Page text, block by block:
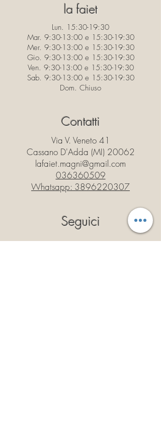
la faiet
Lun. 15:30-19:30
Mar. 9:30-13:00 e 15:30-19:30
Mer. 9:30-13:00 e 15:30-19:30
Gio. 9:30-13:00 e 15:30-19:30
Ven. 9:30-13:00 e 15:30-19:30
Sab. 9:30-13:00 e 15:30-19:30
Dom. Chiuso
Contatti
Via V. Veneto 41
Cassano D'Adda (MI) 20062
lafaiet.magni@gmail.com
036360509
Whatsapp: 3896220307
Seguici